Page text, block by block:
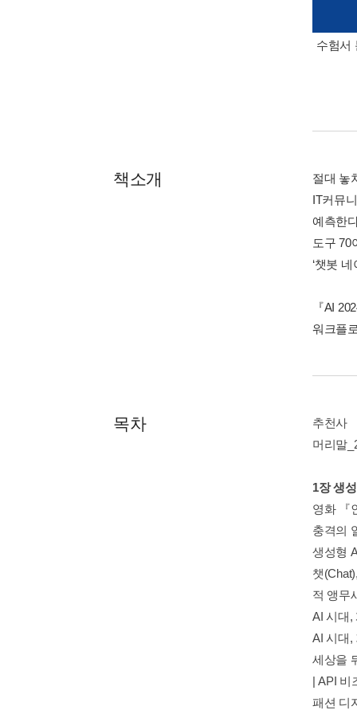
수험서
책소개
절대 놓
IT커뮤
예측한
도구 70
‘챗봇
『AI
워크플
목차
추천사
머리말
1장 생
영화 『
충격의
생성형
챗
적 앵무
AI 시대,
AI 시대,
세상을
| API 비
패션 디